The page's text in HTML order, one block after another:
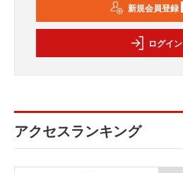
新規会員登録
ログイン
アクセスランキング